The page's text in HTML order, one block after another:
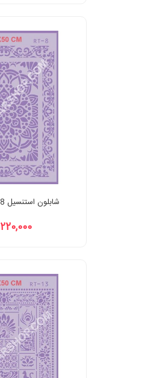
شابلون استنسیل RT-08 لیپان آرت
220,000 تومان